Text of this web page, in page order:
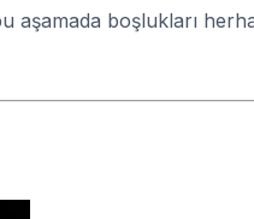
aşamada boşlukları